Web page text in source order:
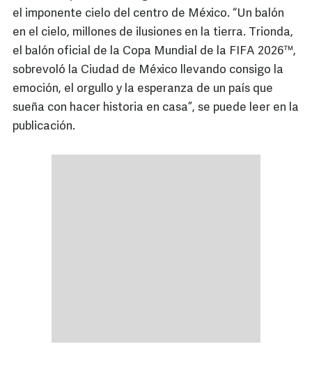
el imponente cielo del centro de México. “Un balón
en el cielo, millones de ilusiones en la tierra. Trionda,
el balón oficial de la Copa Mundial de la FIFA 2026™,
sobrevoló la Ciudad de México llevando consigo la
emoción, el orgullo y la esperanza de un país que
sueña con hacer historia en casa”, se puede leer en la
publicación.